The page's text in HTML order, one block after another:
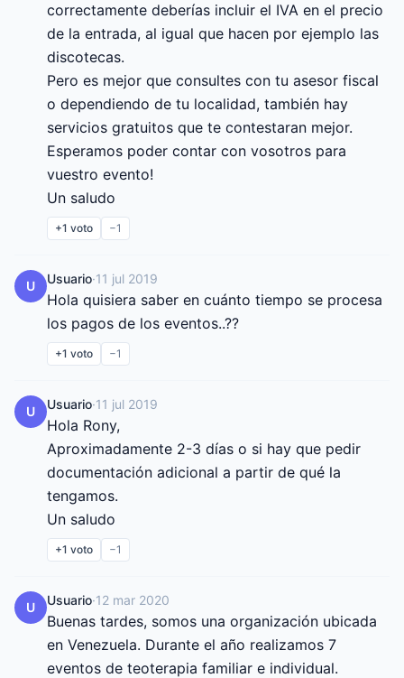
correctamente deberías incluir el IVA en el precio
de la entrada, al igual que hacen por ejemplo las
discotecas.
Pero es mejor que consultes con tu asesor fiscal
o dependiendo de tu localidad, también hay
servicios gratuitos que te contestaran mejor.
Esperamos poder contar con vosotros para
vuestro evento!
Un saludo
+1 voto −1
U Usuario·11 jul 2019
Hola quisiera saber en cuánto tiempo se procesa
los pagos de los eventos..??
+1 voto −1
U Usuario·11 jul 2019
Hola Rony,
Aproximadamente 2-3 días o si hay que pedir
documentación adicional a partir de qué la
tengamos.
Un saludo
+1 voto −1
U Usuario·12 mar 2020
Buenas tardes, somos una organización ubicada
en Venezuela. Durante el año realizamos 7
eventos de teoterapia familiar e individual.